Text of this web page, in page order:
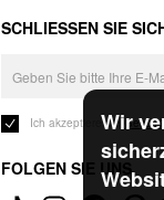
Wir
SCHLIESSEN SIE
Ich akzeptiere die
FOLGEN SIE UNS